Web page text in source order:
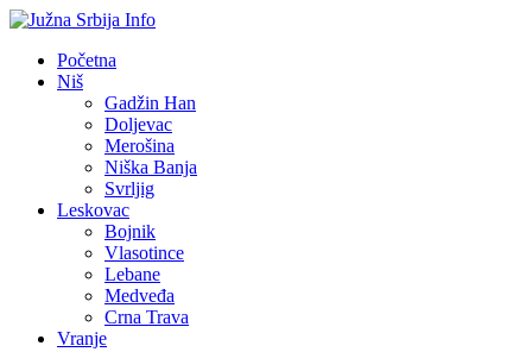
Početna
Niš
Gadžin Han
Doljevac
Merošina
Niška Banja
Svrljig
Leskovac
Bojnik
Vlasotince
Lebane
Medveđa
Crna Trava
Vranje